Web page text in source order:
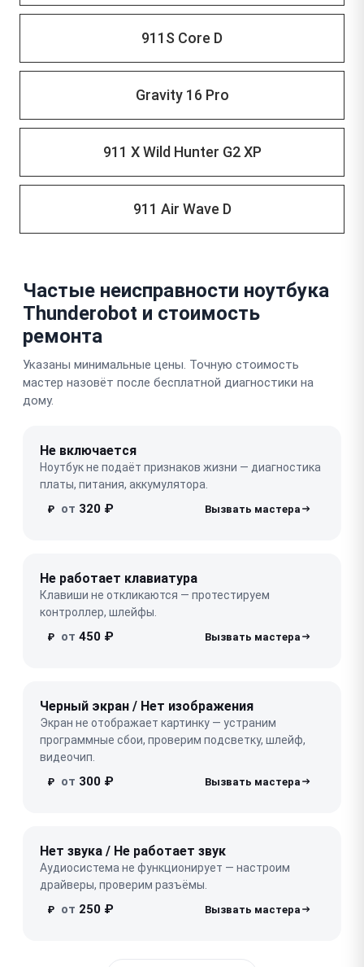
911S Core D
Gravity 16 Pro
911 X Wild Hunter G2 XP
911 Air Wave D
Частые неисправности ноутбука
Thunderobot и стоимость
ремонта
Указаны минимальные цены. Точную стоимость
мастер назовёт после бесплатной диагностики на
дому.
Не включается
Ноутбук не подаёт признаков жизни — диагностика
платы, питания, аккумулятора.
₽ от 320 ₽
Не работает клавиатура
Клавиши не откликаются — протестируем
контроллер, шлейфы.
₽ от 450 ₽
Черный экран / Нет изображения
Экран не отображает картинку — устраним
программные сбои, проверим подсветку, шлейф,
видеочип.
₽ от 300 ₽
Нет звука / Не работает звук
Аудиосистема не функционирует — настроим
драйверы, проверим разъёмы.
₽ от 250 ₽